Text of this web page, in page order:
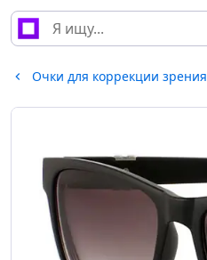
Очки для коррекции зрения